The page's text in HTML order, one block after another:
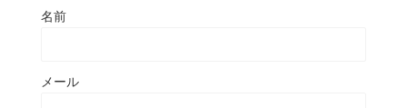
名前
メール